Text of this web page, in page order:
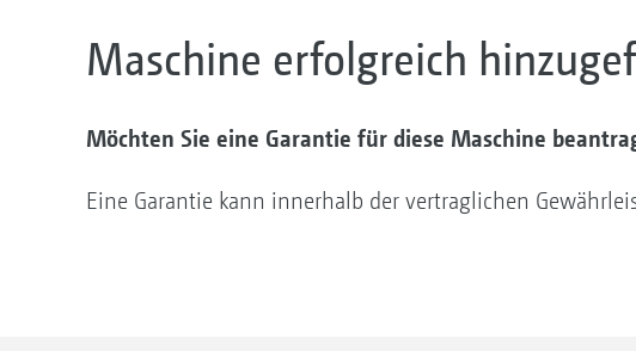
Maschine erfolgreich
Möchten Sie eine Garantie für diese Maschine
Eine Garantie kann innerhalb der vertraglichen